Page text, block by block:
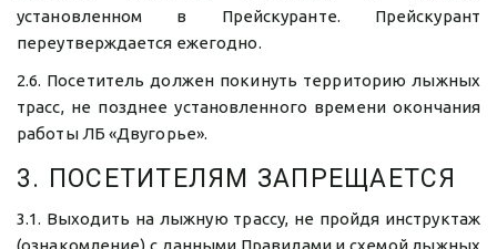
установленном в Прейскуранте. Прейскурант
переутверждается ежегодно.
2.6. Посетитель должен покинуть территорию лыжных
трасс, не позднее установленного времени окончания
работы ЛБ «Двугорье».
3. ПОСЕТИТЕЛЯМ ЗАПРЕЩАЕТСЯ
3.1. Выходить на лыжную трассу, не пройдя инструктаж
(ознакомление) с данными Правилами и схемой лыжных